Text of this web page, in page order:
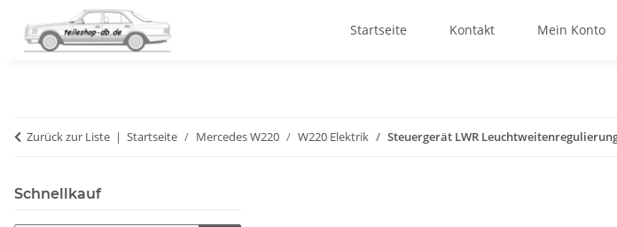
Startseite Kontakt Mein Konto
Zurück zur Liste Startseite Mercedes W220 W220 Elektrik Steuergerät LWR Leuchtweitenregulierung
Schnellkauf